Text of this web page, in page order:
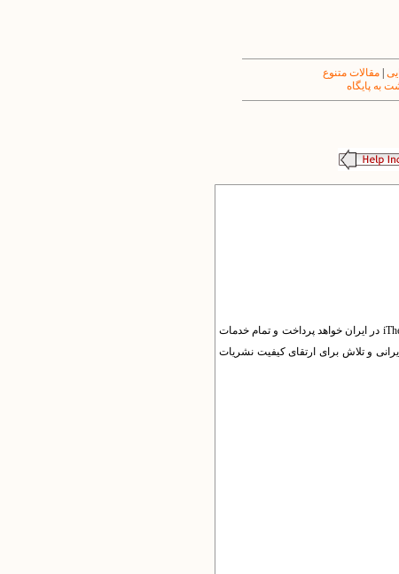
|مقالات متنوع
به پایگاه
بر اساس مذاکرات انجام شده، شرکت یکتاوب به عنوان نماینده انحصاری موسسه CASRP انگلستان به ارایه خدمات Crossref و iThenticate در ایران خواهد پرداخت و تمام خدمات
و تلاش برای ارتقای کیفیت نشریات